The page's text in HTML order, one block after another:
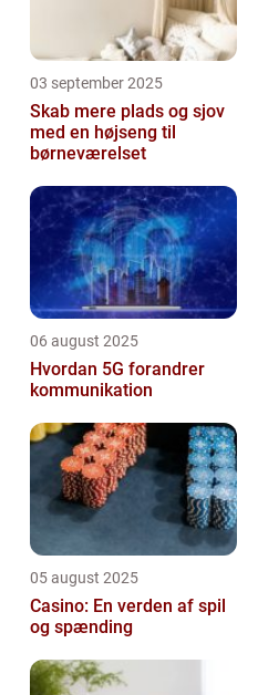
03 september 2025
Skab mere plads og sjov
med en højseng til
børneværelset
06 august 2025
Hvordan 5G forandrer
kommunikation
05 august 2025
Casino: En verden af spil
og spænding